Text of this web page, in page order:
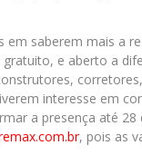
em saberem mais a
gratuito, e aberto a
interesse em
a presença até
, pois as